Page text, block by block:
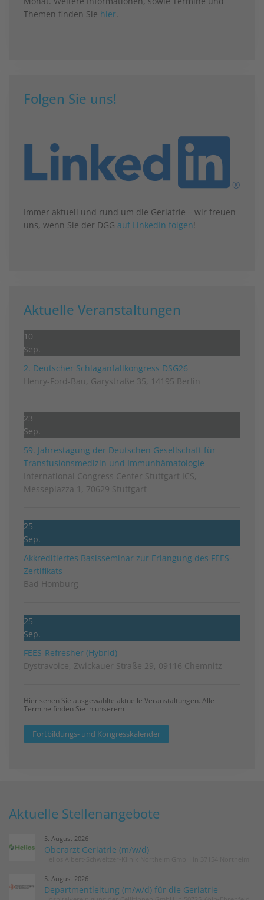
Themen finden Sie hier.
Folgen Sie uns!
Immer aktuell und rund um die Geriatrie – wir freuen
uns, wenn Sie der DGG auf LinkedIn folgen!
Aktuelle Veranstaltungen
10
Sep.
2. Deutscher Schlag­anfall­kongress DSG26
Henry-Ford-Bau, Garystraße 35, 14195 Berlin
23
Sep.
59. Jahrestagung der Deutschen Gesellschaft für
Transfusionsmedizin und Immunhämatologie
International Congress Center Stuttgart ICS,
Messepiazza 1, 70629 Stuttgart
25
Sep.
Akkreditiertes Basisseminar zur Erlangung des FEES-
Zertifikats
Bad Homburg
25
Sep.
FEES-Refresher (Hybrid)
Dystravoice, Zwickauer Straße 29, 09116 Chemnitz
Hier sehen Sie ausgewählte aktuelle Veranstaltungen. Alle
Termine finden Sie in unserem
Fortbildungs- und Kongresskalender
Aktuelle Stellenangebote
5. August 2026
Oberarzt Geriatrie (m/w/d)
5. August 2026
Departmentleitung (m/w/d) für die Geriatrie